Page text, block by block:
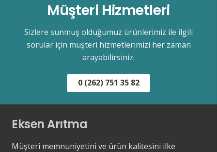
Müşteri Hizmetleri
Sizlere sunmuş olduğumuz ürünlerimiz ile ilgili
sorular için müşteri hizmetlerimizi her zaman
arayabilirsiniz.
0 (262) 751 35 82
Eksen Arıtma
Müşteri memnuniyetini ve ürün kalitesini ilke